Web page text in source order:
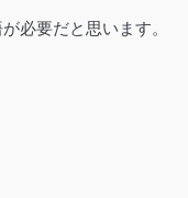
必要だと思います。